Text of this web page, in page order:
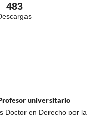
483
universitario
Doctor en Derecho por la